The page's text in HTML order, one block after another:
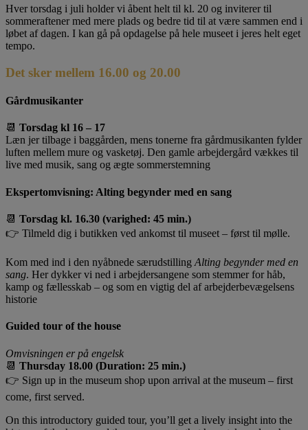
Hver torsdag i juli holder vi åbent helt til kl. 20 og inviterer til
sommeraftener med mere plads og bedre tid til at være sammen end i
løbet af dagen. I kan gå på opdagelse på hele museet i jeres helt eget
tempo.
Det sker mellem 16.00 og 20.00
Gårdmusikanter
📆 Torsdag kl 16 – 17
Læn jer tilbage i baggården, mens tonerne fra gårdmusikanten fylder
luften mellem mure og vasketøj. Den gamle arbejdergård vækkes til
live med musik, sang og ægte sommerstemning
Ekspertomvisning: Alting begynder med en sang
📆 Torsdag kl. 16.30 (varighed: 45 min.)
👉 Tilmeld dig i butikken ved ankomst til museet – først til mølle.
Kom med ind i den nyåbnede særudstilling Alting begynder med en
sang. Her dykker vi ned i arbejdersangene som stemmer for håb,
kamp og fællesskab – og som en vigtig del af arbejderbevægelsens
historie
Guided tour of the house
Omvisningen er på engelsk
📆 Thursday 18.00 (Duration: 25 min.)
👉 Sign up in the museum shop upon arrival at the museum – first
come, first served.
On this introductory guided tour, you’ll get a lively insight into the